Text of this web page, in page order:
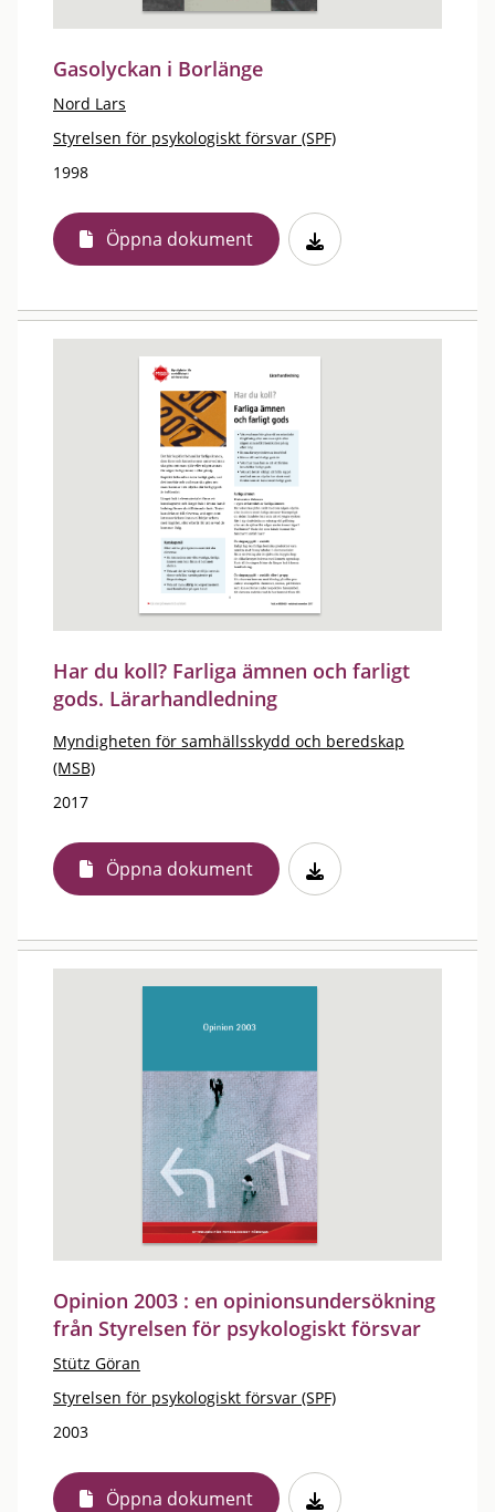
Gasolyckan i Borlänge
Nord Lars
Styrelsen för psykologiskt försvar (SPF)
1998
Öppna dokument
Har du koll? Farliga ämnen och farligt
gods. Lärarhandledning
Myndigheten för samhällsskydd och beredskap
(MSB)
2017
Öppna dokument
Opinion 2003 : en opinionsundersökning
från Styrelsen för psykologiskt försvar
Stütz Göran
Styrelsen för psykologiskt försvar (SPF)
2003
Öppna dokument